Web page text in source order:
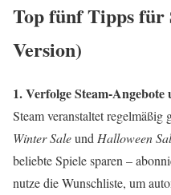
Top fünf Tipps für
Version)
1. Verfolge Steam-Angebote
Steam veranstaltet regelmäßig
Winter Saleund Halloween
beliebte Spiele sparen –
nutze die Wunschliste, um